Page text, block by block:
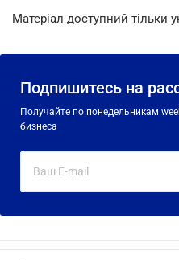
Матеріал доступний тільки
Подпишитесь на
Получайте по понедельникам
бизнеса